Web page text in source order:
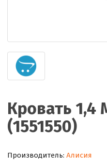
Кровать 1,4
(1551550)
Производитель: Алисия